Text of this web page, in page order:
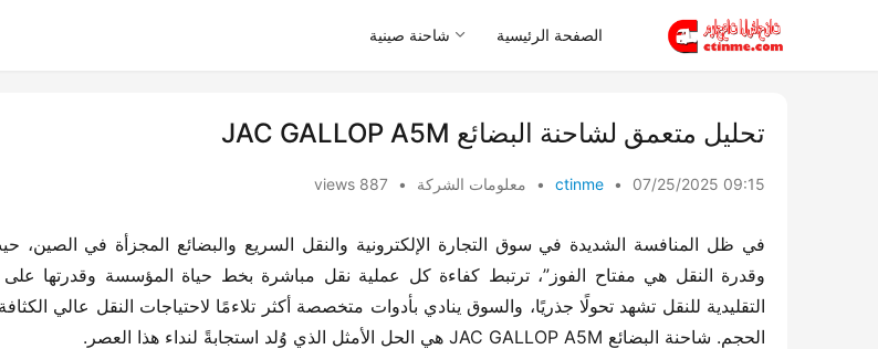
الصفحة الرئيسية شاحنة صينية
​​تحليل متعمق لشاحنة البضائع JAC GALLOP A5M​​
ctinme • 07/25/2025 09:15
• معلومات الشركة •
887 views
الحجم. شاحنة البضائع JAC GALLOP A5M هي الحل الأمثل الذي وُلد استجابةً لنداء هذا العصر.